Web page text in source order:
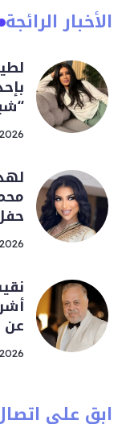
الأخبار الرائجة
عن
ابق على